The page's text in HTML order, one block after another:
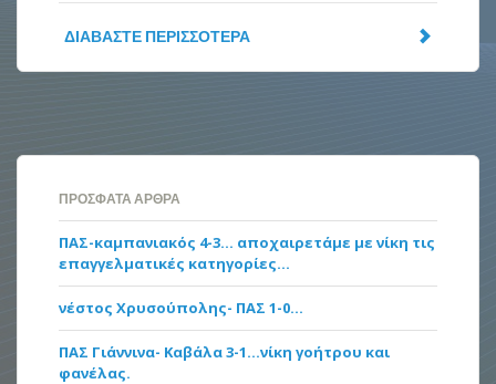
ΔΙΑΒΆΣΤΕ ΠΕΡΙΣΣΌΤΕΡΑ
ΠΡΌΣΦΑΤΑ ΆΡΘΡΑ
ΠΑΣ-καμπανιακός 4-3… αποχαιρετάμε με νίκη τις
επαγγελματικές κατηγορίες…
νέστος Χρυσούπολης- ΠΑΣ 1-0…
ΠΑΣ Γιάννινα- Καβάλα 3-1…νίκη γοήτρου και
φανέλας.